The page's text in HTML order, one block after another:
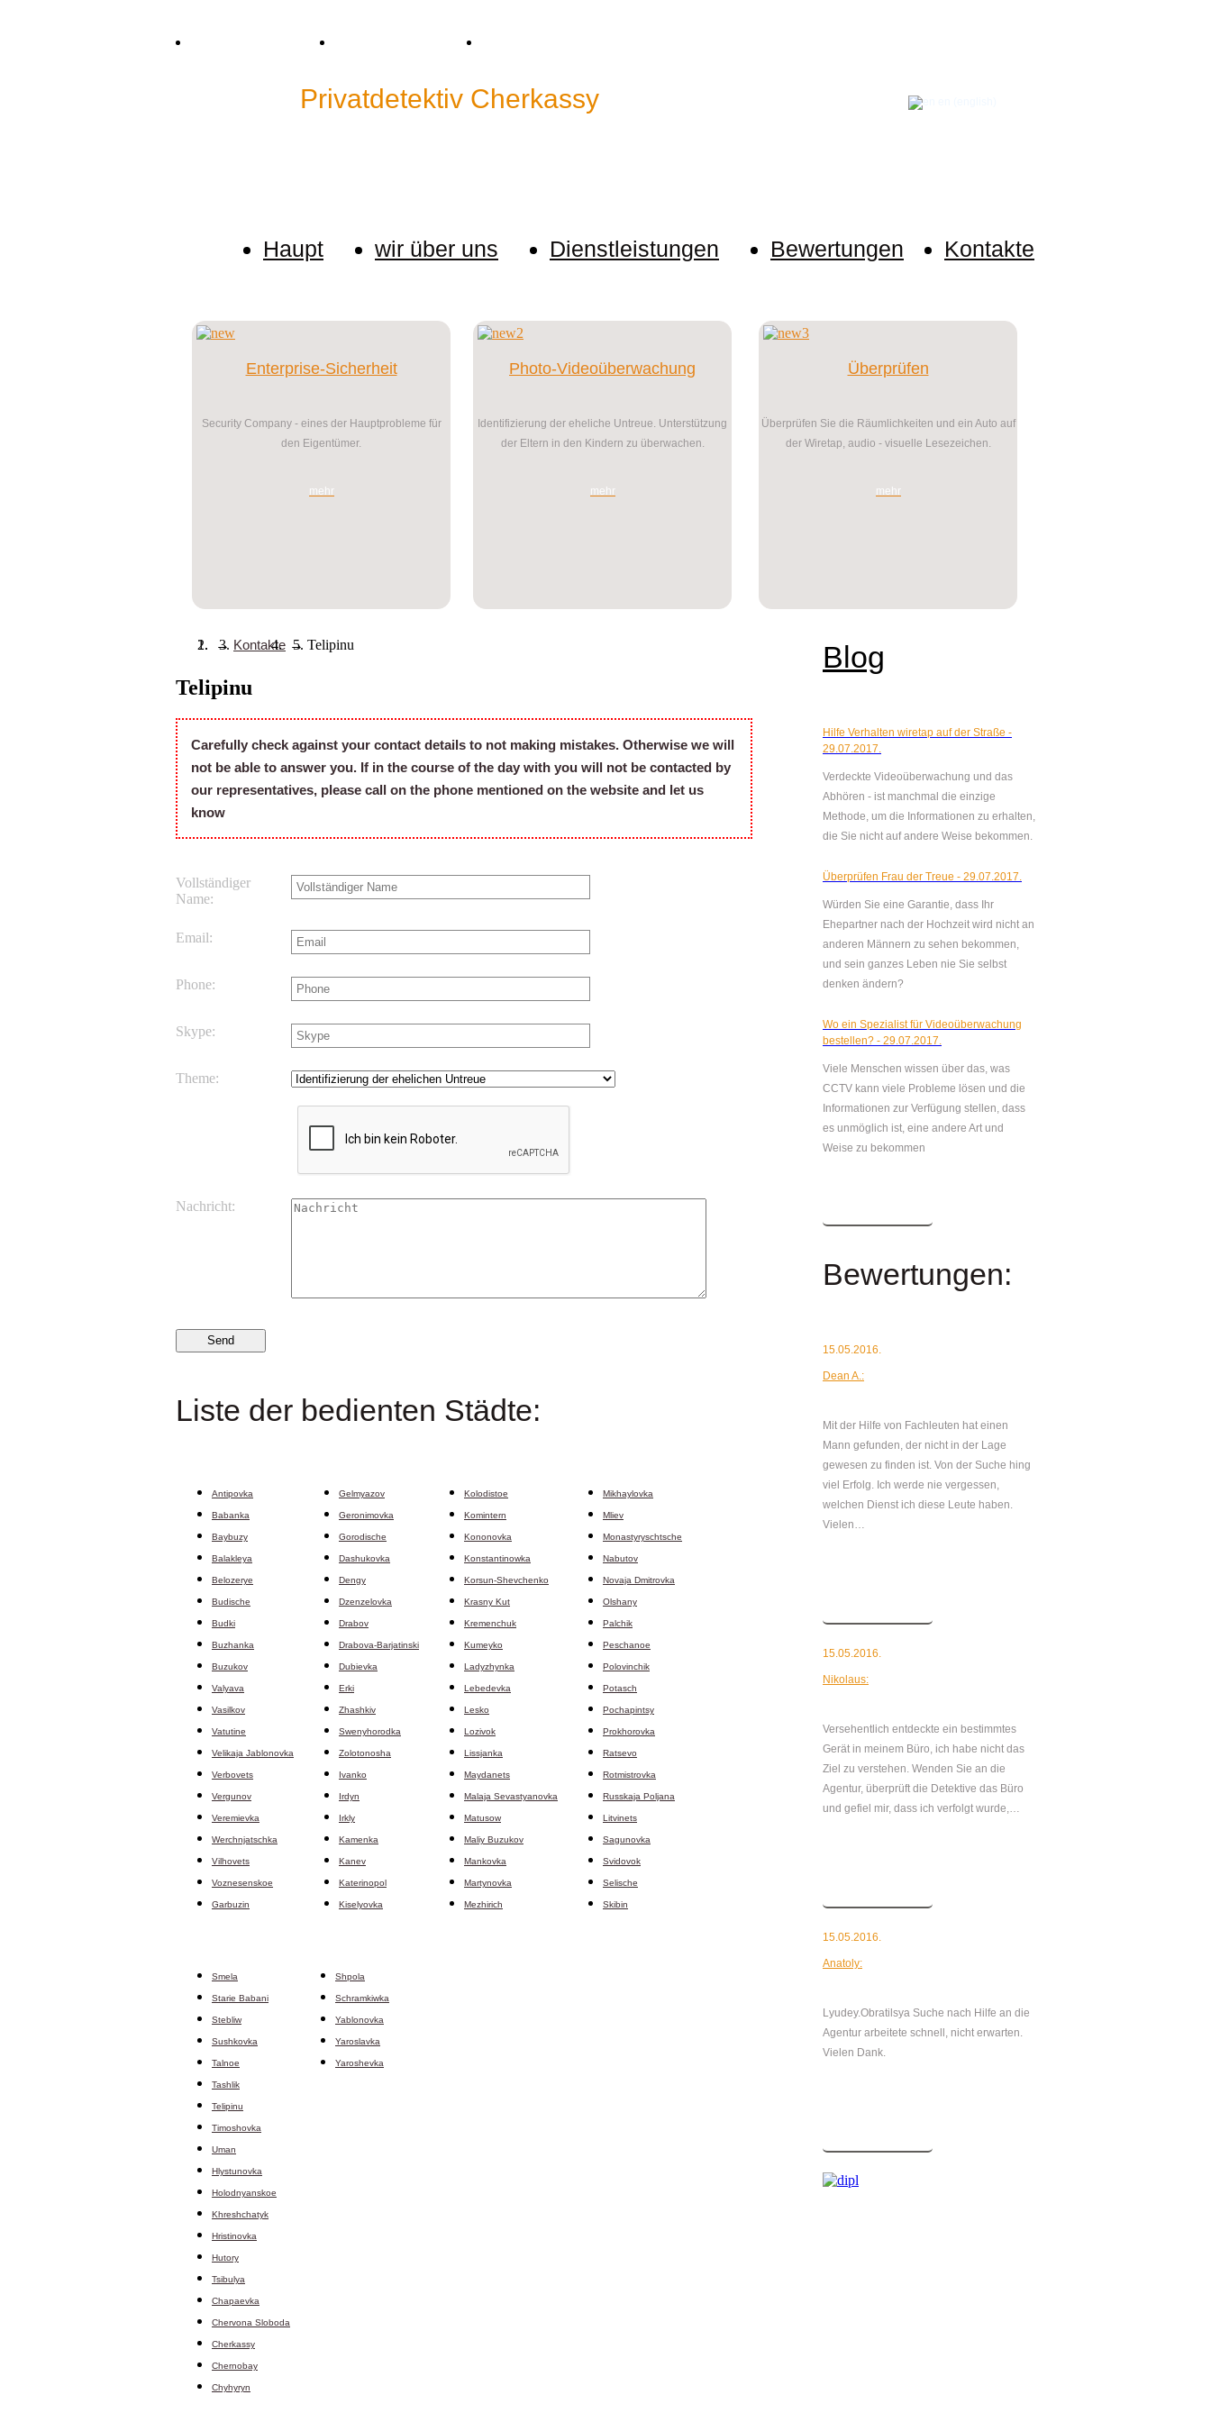
Privatdetektiv Cherkassy
Haupt wir über uns Dienstleistungen Bewertungen Kontakte
Enterprise-Sicherheit
Security Company - eines der Hauptprobleme für
den Eigentümer.
mehr
Photo-Videoüberwachung
Identifizierung der eheliche Untreue. Unterstützung
der Eltern in den Kindern zu überwachen.
mehr
Überprüfen
Überprüfen Sie die Räumlichkeiten und ein Auto auf
der Wiretap, audio - visuelle Lesezeichen.
mehr
→ Kontakte → Telipinu
Telipinu
Carefully check against your contact details to not making mistakes. Otherwise we will
not be able to answer you. If in the course of the day with you will not be contacted by
our representatives, please call on the phone mentioned on the website and let us
know
Vollständiger
Name:
Email:
Phone:
Skype:
Theme:
Nachricht:
Liste der bedienten Städte:
Antipovka
Babanka
Baybuzy
Balakleya
Belozerye
Budische
Budki
Buzhanka
Buzukov
Valyava
Vasilkov
Vatutine
Velikaja Jablonovka
Verbovets
Vergunov
Veremievka
Werchnjatschka
Vilhovets
Voznesenskoe
Garbuzin
Gelmyazov
Geronimovka
Gorodische
Dashukovka
Dengy
Dzenzelovka
Drabov
Drabova-Barjatinski
Dubievka
Erki
Zhashkiv
Swenyhorodka
Zolotonosha
Ivanko
Irdyn
Irkly
Kamenka
Kanev
Katerinopol
Kiselyovka
Kolodistoe
Komintern
Kononovka
Konstantinowka
Korsun-Shevchenko
Krasny Kut
Kremenchuk
Kumeyko
Ladyzhynka
Lebedevka
Lesko
Lozivok
Lissjanka
Maydanets
Malaja Sevastyanovka
Matusow
Maliy Buzukov
Mankovka
Martynovka
Mezhirich
Mikhaylovka
Mliev
Monastyryschtsche
Nabutov
Novaja Dmitrovka
Olshany
Palchik
Peschanoe
Polovinchik
Potasch
Pochapintsy
Prokhorovka
Ratsevo
Rotmistrovka
Russkaja Poljana
Litvinets
Sagunovka
Svidovok
Selische
Skibin
Smela
Starie Babani
Stebliw
Sushkovka
Talnoe
Tashlik
Telipinu
Timoshovka
Uman
Hlystunovka
Holodnyanskoe
Khreshchatyk
Hristinovka
Hutory
Tsibulya
Chapaevka
Chervona Sloboda
Cherkassy
Chernobay
Chyhyryn
Shpola
Schramkiwka
Yablonovka
Yaroslavka
Yaroshevka
Blog
Hilfe Verhalten wiretap auf der Straße -
29.07.2017.
Verdeckte Videoüberwachung und das
Abhören - ist manchmal die einzige
Methode, um die Informationen zu erhalten,
die Sie nicht auf andere Weise bekommen.
Überprüfen Frau der Treue - 29.07.2017.
Würden Sie eine Garantie, dass Ihr
Ehepartner nach der Hochzeit wird nicht an
anderen Männern zu sehen bekommen,
und sein ganzes Leben nie Sie selbst
denken ändern?
Wo ein Spezialist für Videoüberwachung
bestellen? - 29.07.2017.
Viele Menschen wissen über das, was
CCTV kann viele Probleme lösen und die
Informationen zur Verfügung stellen, dass
es unmöglich ist, eine andere Art und
Weise zu bekommen
Bewertungen:
15.05.2016.
Dean A.:
Mit der Hilfe von Fachleuten hat einen
Mann gefunden, der nicht in der Lage
gewesen zu finden ist. Von der Suche hing
viel Erfolg. Ich werde nie vergessen,
welchen Dienst ich diese Leute haben.
Vielen…
15.05.2016.
Nikolaus:
Versehentlich entdeckte ein bestimmtes
Gerät in meinem Büro, ich habe nicht das
Ziel zu verstehen. Wenden Sie an die
Agentur, überprüft die Detektive das Büro
und gefiel mir, dass ich verfolgt wurde,…
15.05.2016.
Anatoly:
Lyudey.Obratilsya Suche nach Hilfe an die
Agentur arbeitete schnell, nicht erwarten.
Vielen Dank.